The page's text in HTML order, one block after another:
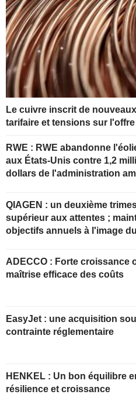
Le cuivre inscrit de
tarifaire et tensions sur l'offre
RWE : RWE abandonne l'éolien offshore
aux États-Unis contre 1,2
dollars de l'administration
QIAGEN : un deuxième trimestre
supérieur aux attentes ;
objectifs annuels à l'image
ADECCO : Forte croissance organique et
maîtrise efficace des coûts
EasyJet : une acquisition
contrainte réglementaire
HENKEL : Un bon équilibre entre
résilience et croissance